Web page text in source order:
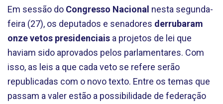
Em sessão do Congresso Nacional nesta segunda-
feira (27), os deputados e senadores derrubaram
onze vetos presidenciais a projetos de lei que
haviam sido aprovados pelos parlamentares. Com
isso, as leis a que cada veto se refere serão
republicadas com o novo texto. Entre os temas que
passam a valer estão a possibilidade de federação